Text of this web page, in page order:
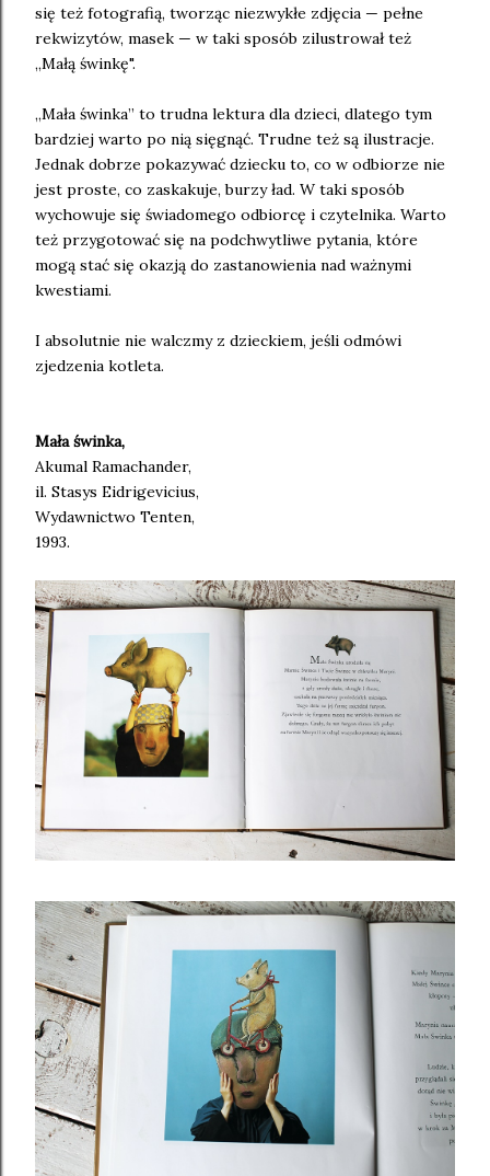
się też fotografią, tworząc niezwykłe zdjęcia — pełne
rekwizytów, masek — w taki sposób zilustrował też
„Małą świnkę".
„Mała świnka” to trudna lektura dla dzieci, dlatego tym
bardziej warto po nią sięgnąć. Trudne też są ilustracje.
Jednak dobrze pokazywać dziecku to, co w odbiorze nie
jest proste, co zaskakuje, burzy ład. W taki sposób
wychowuje się świadomego odbiorcę i czytelnika. Warto
też przygotować się na podchwytliwe pytania, które
mogą stać się okazją do zastanowienia nad ważnymi
kwestiami.
I absolutnie nie walczmy z dzieckiem, jeśli odmówi
zjedzenia kotleta.
Mała świnka,
Akumal Ramachander,
il. Stasys Eidrigevicius,
Wydawnictwo Tenten,
1993.